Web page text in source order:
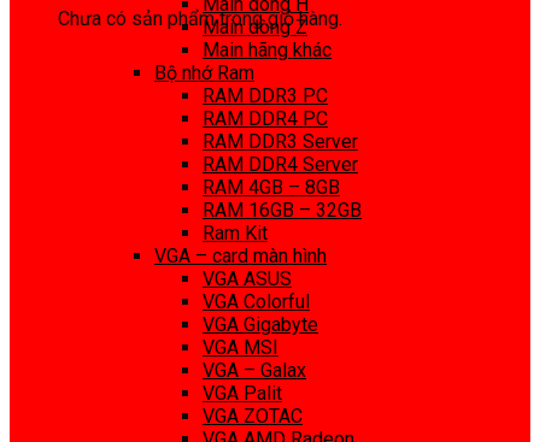
Chưa có sản phẩm trong giỏ hàng.
Main dòng Z
Main hãng khác
Bộ nhớ Ram
RAM DDR3 PC
RAM DDR4 PC
RAM DDR3 Server
RAM DDR4 Server
RAM 4GB – 8GB
RAM 16GB – 32GB
Ram Kit
VGA – card màn hình
VGA ASUS
VGA Colorful
VGA Gigabyte
VGA MSI
VGA – Galax
VGA Palit
VGA ZOTAC